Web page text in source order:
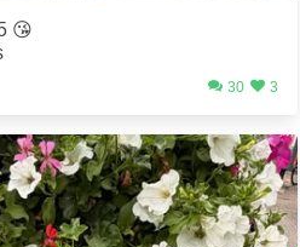
😘
30 3